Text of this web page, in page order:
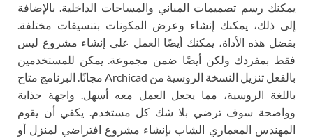
يمكنك رسم تصميمات المباني والمساحات الداخلية. بالإضافة
إلى ذلك، يمكنك إنشاء وعرض المكونات بتنسيقات مختلفة.
بفضل هذه الأداة، يمكنك أيضًا العمل على إنشاء مشروع ليس
فقط بمفردك ولكن أيضًا ضمن مجموعة. يمكن للمستخدمين
بالفعل تنزيل النسخة الروسية من Archicad مجانًا. البرنامج متاح
باللغة الروسية، مما يجعل العمل معه أسهل. واجهة جذابة
وواضحة سوف ترضي بلا شك كل مستخدم. يكفي أن يقوم
المهندس المعماري الشاب بإنشاء مشروع افتراضي لمنزل أو